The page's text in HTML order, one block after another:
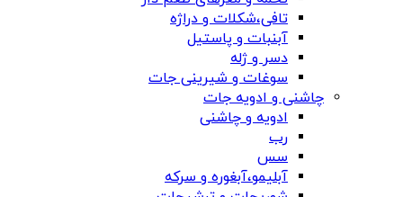
تافی،شکلات و دراژه
آبنبات و پاستیل
دسر و ژله
سوغات و شیرینی جات
چاشنی و ادویه جات
ادویه و چاشنی
رب
سس
آبلیمو،آبغوره و سرکه